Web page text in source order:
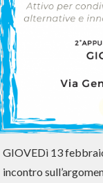
GIOVEDì 13
incontro